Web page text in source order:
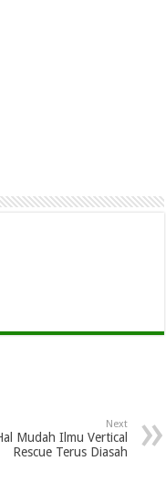
Next
Mudah Ilmu Vertical
Rescue Terus Diasah